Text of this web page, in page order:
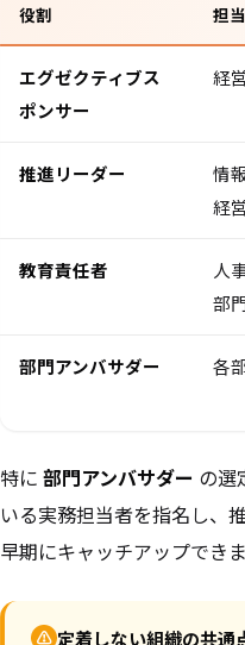
役割 担
エグゼクティブス
ポンサー
経
推進リーダー
情
経
教育責任者
人
部
部門アンバサダー 各
特に 部門アンバサダー の選
いる実務担当者を指名し、
早期にキャッチアップできま
⚠ 定着しない組織の共通